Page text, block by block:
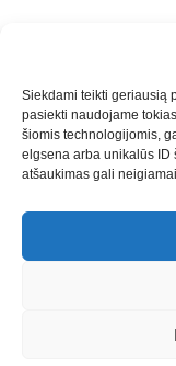
Siekdami teikti geriausią
pasiekti naudojame
šiomis technologijomis,
elgsena arba unikalūs ID
atšaukimas gali
PASLAUGOS.
straipsnių rašymas
svetaines.2026
Themes.
Marketingo